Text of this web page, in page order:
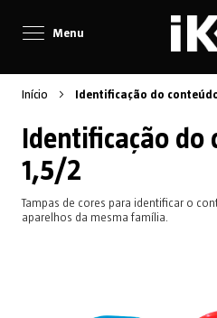
Menu
Início Identificação do
Identificação do
1,5/2
Tampas de cores para identificar o
aparelhos da mesma família.